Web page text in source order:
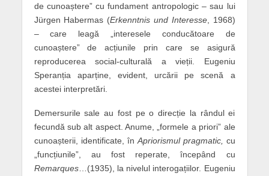
de cunoaștere” cu fundament antropologic – sau lui
Jürgen Habermas (Erkenntnis und Interesse, 1968)
– care leagă „interesele conducătoare de
cunoaștere” de acțiunile prin care se asigură
reproducerea social-culturală a vieții. Eugeniu
Speranția aparține, evident, urcării pe scenă a
acestei interpretări.
Demersurile sale au fost pe o direcție la rândul ei
fecundă sub alt aspect. Anume, „formele a priori” ale
cunoașterii, identificate, înApriorismul pragmatic, cu
„funcțiunile”, au fost reperate, începând cu
Remarques…(1935), la nivelul interogațiilor. Eugeniu